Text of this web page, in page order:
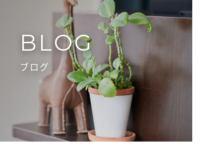
BLOG
ブログ